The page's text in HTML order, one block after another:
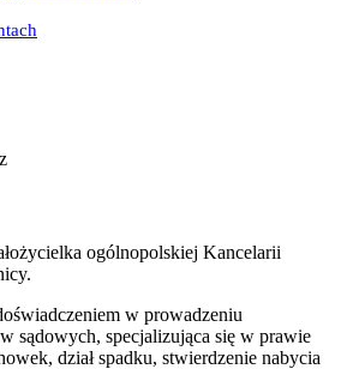
ogólnopolskiej Kancelarii
w prowadzeniu
sądowych, specjalizująca się w prawie
dział spadku, stwierdzenie nabycia